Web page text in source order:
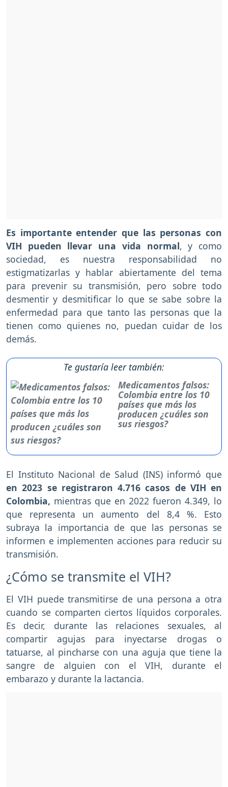
Es importante entender que las personas con
VIH pueden llevar una vida normal, y como
sociedad, es nuestra responsabilidad no
estigmatizarlas y hablar abiertamente del tema
para prevenir su transmisión, pero sobre todo
desmentir y desmitificar lo que se sabe sobre la
enfermedad para que tanto las personas que la
tienen como quienes no, puedan cuidar de los
demás.
Te gustaría leer también:
Medicamentos falsos:
Colombia entre los 10
países que más los
producen ¿cuáles son
sus riesgos?
El Instituto Nacional de Salud (INS) informó que
en 2023 se registraron 4.716 casos de VIH en
Colombia, mientras que en 2022 fueron 4.349, lo
que representa un aumento del 8,4 %. Esto
subraya la importancia de que las personas se
informen e implementen acciones para reducir su
transmisión.
¿Cómo se transmite el VIH?
El VIH puede transmitirse de una persona a otra
cuando se comparten ciertos líquidos corporales.
Es decir, durante las relaciones sexuales, al
compartir agujas para inyectarse drogas o
tatuarse, al pincharse con una aguja que tiene la
sangre de alguien con el VIH, durante el
embarazo y durante la lactancia.